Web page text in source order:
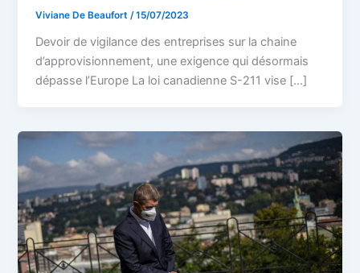
Viviane De Beaufort /15/07/2023
Devoir de vigilance des entreprises sur la chaine
d’approvisionnement, une exigence qui désormais
dépasse l’Europe La loi canadienne S-211 vise […]